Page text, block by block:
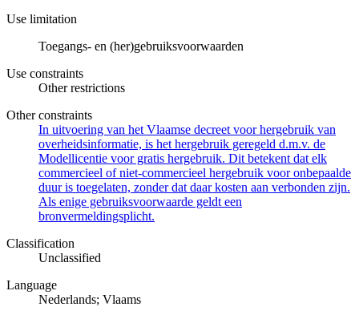
Use limitation
Toegangs- en (her)gebruiksvoorwaarden
Use constraints
Other restrictions
Other constraints
In uitvoering van het Vlaamse decreet voor hergebruik van
overheidsinformatie, is het hergebruik geregeld d.m.v. de
Modellicentie voor gratis hergebruik. Dit betekent dat elk
commercieel of niet-commercieel hergebruik voor onbepaalde
duur is toegelaten, zonder dat daar kosten aan verbonden zijn.
Als enige gebruiksvoorwaarde geldt een
bronvermeldingsplicht.
Classification
Unclassified
Language
Nederlands; Vlaams